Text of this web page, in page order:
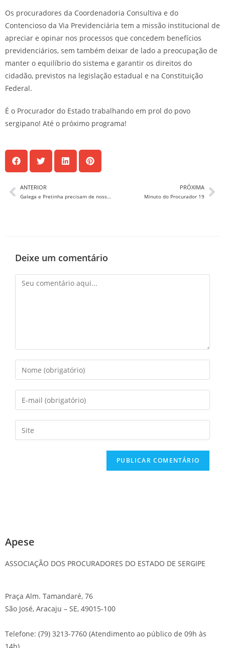
Os procuradores da Coordenadoria Consultiva e do
Contencioso da Via Previdenciária tem a missão institucional de
apreciar e opinar nos processos que concedem benefícios
previdenciários, sem também deixar de lado a preocupação de
manter o equilíbrio do sistema e garantir os direitos do
cidadão, previstos na legislação estadual e na Constituição
Federal.
É o Procurador do Estado trabalhando em prol do povo
sergipano! Até o próximo programa!
ANTERIOR
Galega e Pretinha precisam de nossa ajuda!
PRÓXIMA
Minuto do Procurador 19
Deixe um comentário
Apese
ASSOCIAÇÃO DOS PROCURADORES DO ESTADO DE SERGIPE
Praça Alm. Tamandaré, 76
São José, Aracaju – SE, 49015-100
Telefone: (79) 3213-7760 (Atendimento ao público de 09h às